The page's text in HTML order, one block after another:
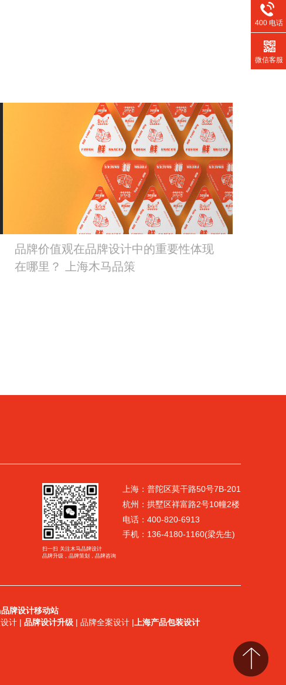
品牌价值观在品牌设计中的重要性体现
在哪里？ 上海木马品策
400 电话
微信客服
扫一扫 关注木马品牌设计
品牌升级，品牌策划，品牌咨询
上海：普陀区莫干路50号7B-201
杭州：拱墅区祥富路2号10幢2楼
电话：400-820-6913
手机：136-4180-1160(梁先生)
牌设计移动站
计 | 品牌设计升级 | 品牌全案设计 |上海产品包装设计